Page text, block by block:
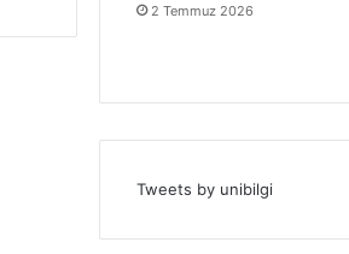
2 Temmuz 2026
Tweets by unibilgi